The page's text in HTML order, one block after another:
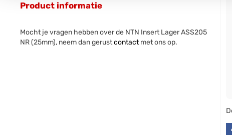
Product informatie
Mocht je vragen hebben over de NTN Insert Lager ASS205
NR (25mm), neem dan gerustcontactmet ons op.